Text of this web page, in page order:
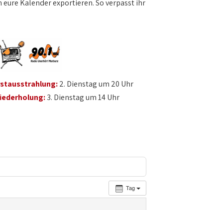
Kalender exportieren. So verpasst ihr
2. Dienstag um 20 Uhr
3. Dienstag um 14 Uhr
Tag